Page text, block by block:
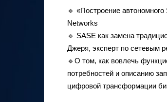
🔹 «Построение
Networks
🔹 SASE как замена
Джеря, эксперт по сетевым
🔹О том, как вовлечь
потребностей и описанию
цифровой трансформации